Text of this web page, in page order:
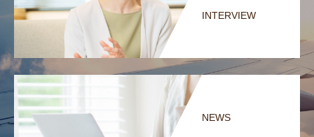
INTERVIEW
NEWS